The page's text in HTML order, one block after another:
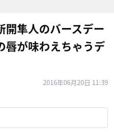
開隼人のバースデー
唇が味わえちゃうデ
2016年06月20日 11:39